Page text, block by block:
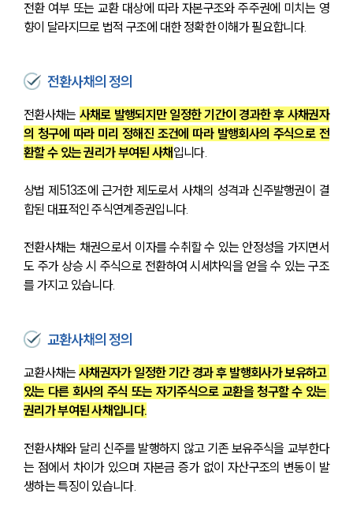
전환 여부 또는 교환 대상에 따라 자본구조와 주주권에 미치는 영
향이 달라지므로 법적 구조에 대한 정확한 이해가 필요합니다.
전환사채의 정의
전환사채는 사채로 발행되지만 일정한 기간이 경과한 후 사채권자
의 청구에 따라 미리 정해진 조건에 따라 발행회사의 주식으로 전
환할 수 있는 권리가 부여된 사채입니다.
상법 제513조에 근거한 제도로서 사채의 성격과 신주발행권이 결
합된 대표적인 주식연계증권입니다.
전환사채는 채권으로서 이자를 수취할 수 있는 안정성을 가지면서
도 주가 상승 시 주식으로 전환하여 시세차익을 얻을 수 있는 구조
를 가지고 있습니다.
교환사채의 정의
교환사채는 사채권자가 일정한 기간 경과 후 발행회사가 보유하고
있는 다른 회사의 주식 또는 자기주식으로 교환을 청구할 수 있는
권리가 부여된 사채입니다.
전환사채와 달리 신주를 발행하지 않고 기존 보유주식을 교부한다
는 점에서 차이가 있으며 자본금 증가 없이 자산구조의 변동이 발
생하는 특징이 있습니다.